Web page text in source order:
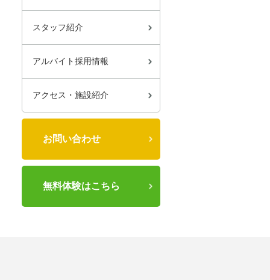
スタッフ紹介
アルバイト採用情報
アクセス・施設紹介
お問い合わせ
無料体験はこちら